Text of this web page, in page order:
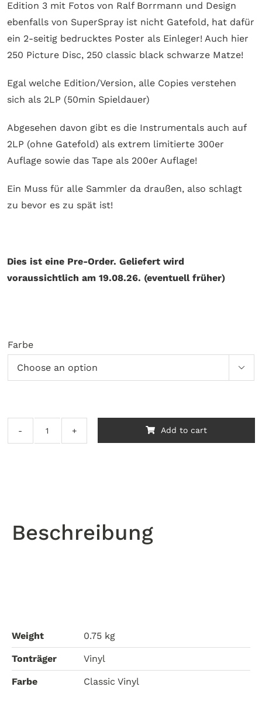
Edition 3 mit Fotos von Ralf Borrmann und Design
ebenfalls von SuperSpray ist nicht Gatefold, hat dafür
ein 2-seitig bedrucktes Poster als Einleger! Auch hier
250 Picture Disc, 250 classic black schwarze Matze!
Egal welche Edition/Version, alle Copies verstehen
sich als 2LP (50min Spieldauer)
Abgesehen davon gibt es die Instrumentals auch auf
2LP (ohne Gatefold) als extrem limitierte 300er
Auflage sowie das Tape als 200er Auflage!
Ein Muss für alle Sammler da draußen, also schlagt
zu bevor es zu spät ist!
Dies ist eine Pre-Order. Geliefert wird
voraussichtlich am 19.08.26. (eventuell früher)
Farbe

Shacke
1
Add to cart
Beschreibung
Weight 0.75 kg
Tonträger Vinyl
Farbe Classic Vinyl